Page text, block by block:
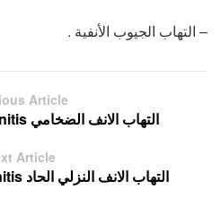
– التهاب الجيوب الأنفية .
Article
التهاب الانف الضخامي Hypertrophic Rhinitis
Article
التهاب الانف النزلي الحاد acute catarrhal rhinitis